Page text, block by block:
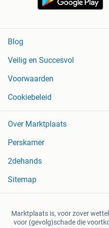
Blog
Veilig en Succesvol
Voorwaarden
Cookiebeleid
Over Marktplaats
Perskamer
2dehands
Sitemap
Marktplaats is, voor zover
voor (gevolg)schade die